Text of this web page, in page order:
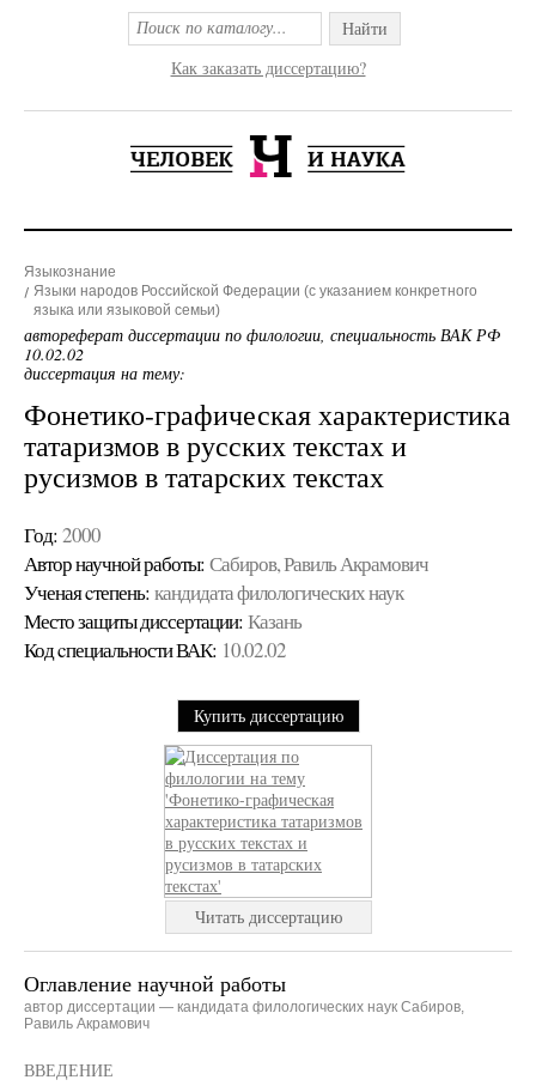
Найти
Как заказать диссертацию?
Языкознание
Языки народов Российской Федерации (с указанием конкретного
языка или языковой семьи)
автореферат диссертации по филологии, специальность ВАК РФ
10.02.02
диссертация на тему:
Фонетико-графическая характеристика
татаризмов в русских текстах и
русизмов в татарских текстах
Год: 2000
Автор научной работы: Сабиров, Равиль Акрамович
Ученая cтепень: кандидата филологических наук
Место защиты диссертации: Казань
Код cпециальности ВАК: 10.02.02
Купить диссертацию
Читать диссертацию
Оглавление научной работы
автор диссертации — кандидата филологических наук Сабиров,
Равиль Акрамович
ВВЕДЕНИЕ